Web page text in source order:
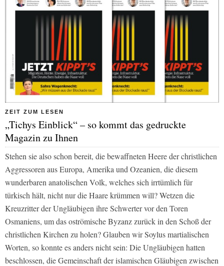
ZEIT ZUM LESEN
„Tichys Einblick“ – so kommt das gedruckte
Magazin zu Ihnen
Stehen sie also schon bereit, die bewaffneten Heere der christlichen
Aggressoren aus Europa, Amerika und Ozeanien, die diesem
wunderbaren anatolischen Volk, welches sich irrtümlich für
türkisch hält, nicht nur die Haare krümmen will? Wetzen die
Kreuzritter der Ungläubigen ihre Schwerter vor den Toren
Osmaniens, um das oströmische Byzanz zurück in den Schoß der
christlichen Kirchen zu holen? Glauben wir Soylus martialischen
Worten, so konnte es anders nicht sein: Die Ungläubigen hatten
beschlossen, die Gemeinschaft der islamischen Gläubigen zwischen